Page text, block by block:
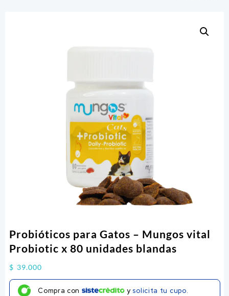
Probióticos para Gatos – Mungos vital
Probiotic x 80 unidades blandas
$ 39.000
Compra con y solicita tu cupo.